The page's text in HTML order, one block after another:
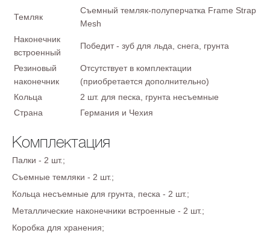
Темляк
Съемный темляк-полуперчатка Frame Strap
Mesh
Наконечник
встроенный
Победит - зуб для льда, снега, грунта
Резиновый
наконечник
Отсутствует в комплектации
(приобретается дополнительно)
Кольца
2 шт. для песка, грунта несъемные
Страна
Германия и Чехия
Комплектация
Палки - 2 шт.;
Съемные темляки - 2 шт.;
Кольца несъемные для грунта, песка - 2 шт.;
Металлические наконечники встроенные - 2 шт.;
Коробка для хранения;